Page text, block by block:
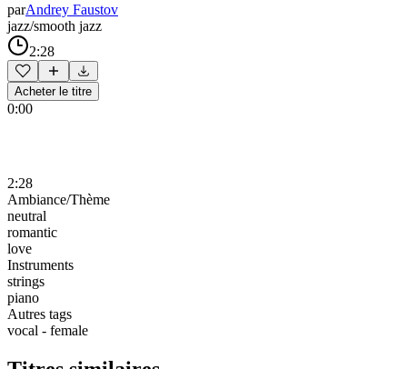
parAndrey Faustov
jazz/smooth jazz
2:28
Acheter le titre
0:00
2:28
Ambiance/Thème
neutral
romantic
love
Instruments
strings
piano
Autres tags
vocal - female